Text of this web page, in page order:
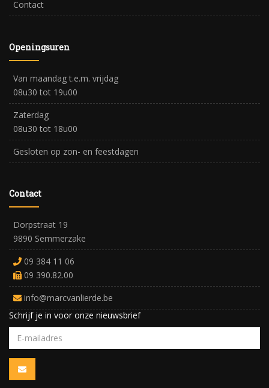
Contact
Openingsuren
Van maandag t.e.m. vrijdag
08u30 tot 19u00
Zaterdag
08u30 tot 18u00
Gesloten op zon- en feestdagen
Contact
Dorpstraat 19
9890 Semmerzake
09 384 11 06
09 390.82.00
info@marcvanlierde.be
Schrijf je in voor onze nieuwsbrief